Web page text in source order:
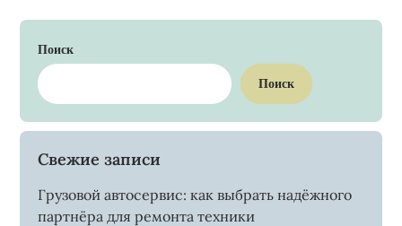
Поиск
Поиск
Свежие записи
Грузовой автосервис: как выбрать надёжного
партнёра для ремонта техники